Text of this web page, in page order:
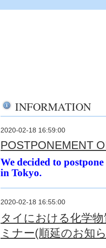
INFORMATION
2020-02-18 16:59:00
POSTPONEMENT
We decided to
in Tokyo.
2020-02-18 16:55:00
タイにおける化学
ミナー(順延のお知